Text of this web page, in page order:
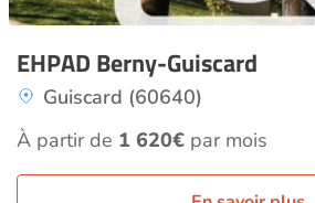
EHPAD Berny-Guiscard
Guiscard (60640)
À partir de 1 620€ par mois